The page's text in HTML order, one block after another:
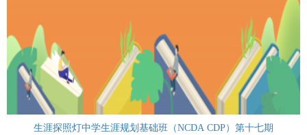
生涯探照灯中学生涯规划基础班（NCDA CDP）第十七期